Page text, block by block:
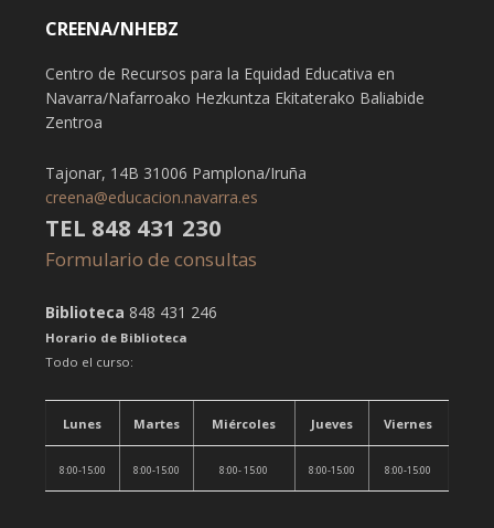
CREENA/NHEBZ
Centro de Recursos para la Equidad Educativa en
Navarra/Nafarroako Hezkuntza Ekitaterako Baliabide
Zentroa
Tajonar, 14B 31006 Pamplona/Iruña
creena@educacion.navarra.es
TEL 848 431 230
Formulario de consultas
Biblioteca 848 431 246
Horario de Biblioteca
Todo el curso:
Lunes Martes Miércoles Jueves Viernes
8:00-15:00 8:00-15:00 8:00- 15:00 8:00-15:00 8:00-15:00